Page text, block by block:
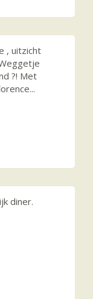
, uitzicht
?! Met
...
diner.